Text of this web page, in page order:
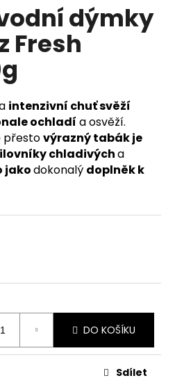
dýmky
Fresh
intenzivní chuť svěží
ochladí a osvěží.
přestovýrazný tabák je
chladivýcha
jakodokonalý doplněk k
DO KOŠÍKU
Sdílet